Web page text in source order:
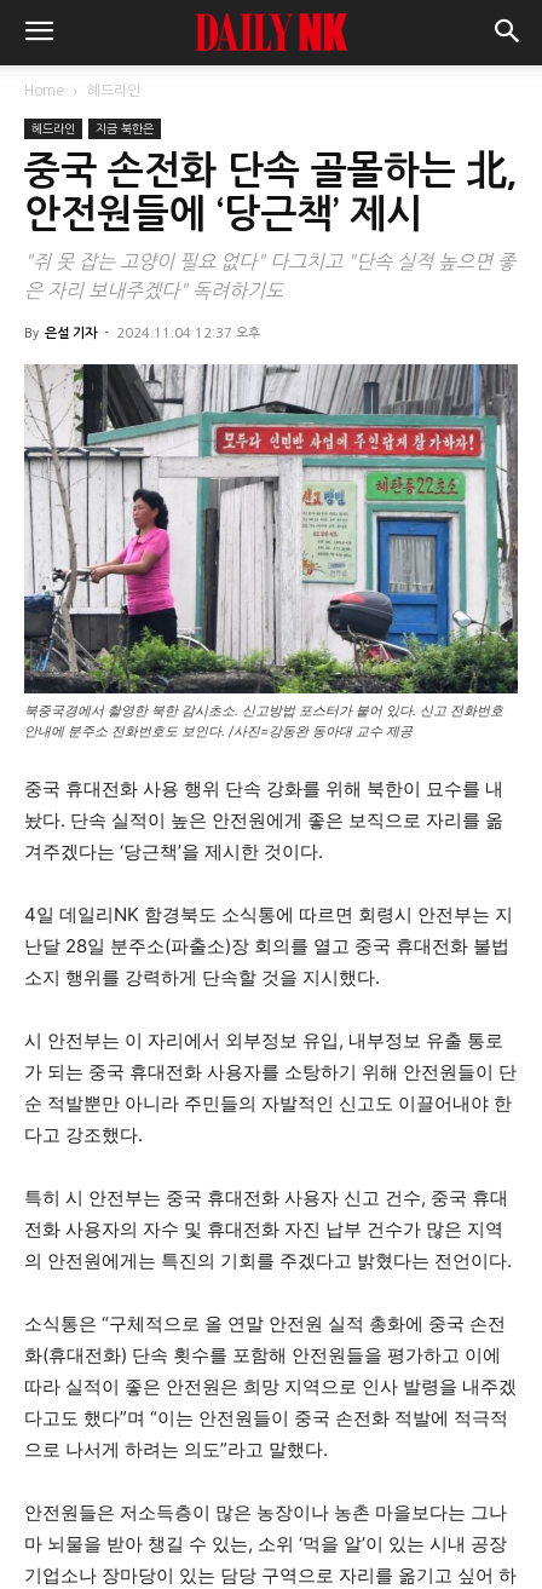
Home 헤드라인
헤드라인 지금 북한은
중국 손전화 단속 골몰하는 北,
안전원들에 ‘당근책’ 제시
"쥐 못 잡는 고양이 필요 없다" 다그치고 "단속 실적 높으면 좋
은 자리 보내주겠다" 독려하기도
By 은설 기자 - 2024.11.04 12:37 오후
북중국경에서 촬영한 북한 감시초소. 신고방법 포스터가 붙어 있다. 신고 전화번호
안내에 분주소 전화번호도 보인다. /사진=강동완 동아대 교수 제공
중국 휴대전화 사용 행위 단속 강화를 위해 북한이 묘수를 내
놨다. 단속 실적이 높은 안전원에게 좋은 보직으로 자리를 옮
겨주겠다는 ‘당근책’을 제시한 것이다.
4일 데일리NK 함경북도 소식통에 따르면 회령시 안전부는 지
난달 28일 분주소(파출소)장 회의를 열고 중국 휴대전화 불법
소지 행위를 강력하게 단속할 것을 지시했다.
시 안전부는 이 자리에서 외부정보 유입, 내부정보 유출 통로
가 되는 중국 휴대전화 사용자를 소탕하기 위해 안전원들이 단
순 적발뿐만 아니라 주민들의 자발적인 신고도 이끌어내야 한
다고 강조했다.
특히 시 안전부는 중국 휴대전화 사용자 신고 건수, 중국 휴대
전화 사용자의 자수 및 휴대전화 자진 납부 건수가 많은 지역
의 안전원에게는 특진의 기회를 주겠다고 밝혔다는 전언이다.
소식통은 “구체적으로 올 연말 안전원 실적 총화에 중국 손전
화(휴대전화) 단속 횟수를 포함해 안전원들을 평가하고 이에
따라 실적이 좋은 안전원은 희망 지역으로 인사 발령을 내주겠
다고도 했다”며 “이는 안전원들이 중국 손전화 적발에 적극적
으로 나서게 하려는 의도”라고 말했다.
안전원들은 저소득층이 많은 농장이나 농촌 마을보다는 그나
마 뇌물을 받아 챙길 수 있는, 소위 ‘먹을 알’이 있는 시내 공장
기업소나 장마당이 있는 담당 구역으로 자리를 옮기고 싶어 하